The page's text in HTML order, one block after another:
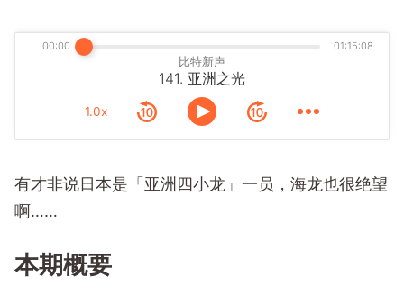
比特新声
141. 亚洲之光
1.0x
00:00 01:15:08
有才非说日本是「亚洲四小龙」一员，海龙也很绝望
啊……
本期概要